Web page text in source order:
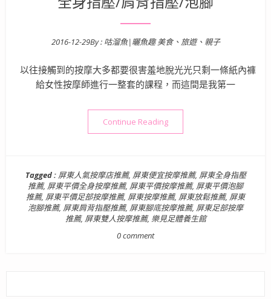
Posted on
2016-12-29By : 咕溜魚|曬魚趣 美食、旅遊、親子
以往接觸到的按摩大多都要很害羞地脫光光只剩一條紙內褲
給女性按摩師進行一整套的課程，而這間是我第一
Continue Reading“【按摩】屏東．屏東市| 樂
Tagged : 屏東人氣按摩店推薦, 屏東便宜按摩推薦, 屏東全身指壓
推薦, 屏東平價全身按摩推薦, 屏東平價按摩推薦, 屏東平價泡腳
推薦, 屏東平價足部按摩推薦, 屏東按摩推薦, 屏東放鬆推薦, 屏東
泡腳推薦, 屏東肩背指壓推薦, 屏東腳底按摩推薦, 屏東足部按摩
推薦, 屏東雙人按摩推薦, 樂見足體養生館
0 comment